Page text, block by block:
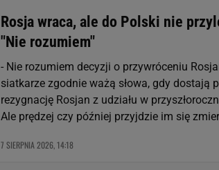
Rosja wraca, ale do Polski nie
"Nie rozumiem"
- Nie rozumiem decyzji o przywróceniu
siatkarze zgodnie ważą słowa, gdy dostają
rezygnację Rosjan z udziału w
Ale prędzej czy później przyjdzie im się
7 SIERPNIA 2026, 14:18